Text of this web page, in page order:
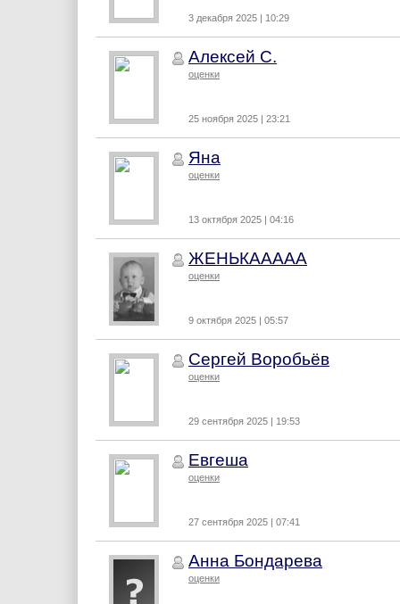
3 декабря 2025 | 10:29
Алексей С.
оценки
25 ноября 2025 | 23:21
Яна
оценки
13 октября 2025 | 04:16
ЖЕНЬКААААА
оценки
9 октября 2025 | 05:57
Сергей Воробьёв
оценки
29 сентября 2025 | 19:53
Евгеша
оценки
27 сентября 2025 | 07:41
Анна Бондарева
оценки